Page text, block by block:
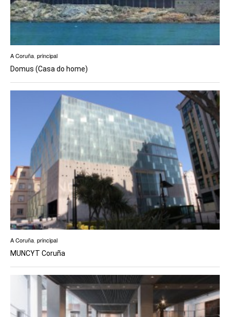
A Coruña, principal
Domus (Casa do home)
A Coruña principal
MUNCYT Coruña